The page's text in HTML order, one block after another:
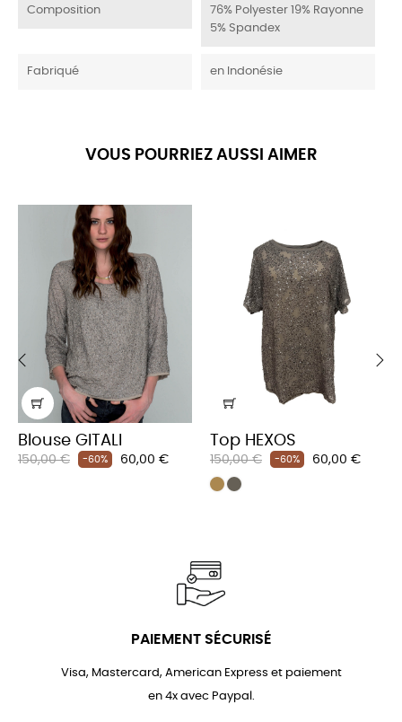
Composition
76% Polyester 19% Rayonne
5% Spandex
Fabriqué en Indonésie
VOUS POURRIEZ AUSSI AIMER
Blouse GITALI
Prix
150,00 € -60% Prix
60,00 €
Top HEXOS
Prix
habituel
150,00 € -60% Prix
60,00 €
‹
PAIEMENT SÉCURISÉ
Visa, Mastercard, American Express et paiement
en 4x avec Paypal.